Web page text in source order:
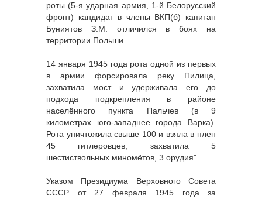
роты (5-я ударная армия, 1-й Белорусский
фронт) кандидат в члены ВКП(б) капитан
Буниятов З.М. отличился в боях на
территории Польши.
14 января 1945 года рота одной из первых
в армии форсировала реку Пилица,
захватила мост и удерживала его до
подхода подкрепления в районе
населённого пункта Пальчев (в 9
километрах юго-западнее города Варка).
Рота уничтожила свыше 100 и взяла в плен
45 гитлеровцев, захватила 5
шестиствольных миномётов, 3 орудия".
Указом Президиума Верховного Совета
СССР от 27 февраля 1945 года за